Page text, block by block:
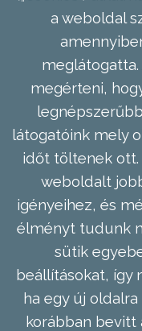
a weboldal
megérteni,
látogatóink mely
időt töltenek ott.
weboldalt
igényeihez, és
élményt tudunk
sütik
beállításokat, így
ha egy új
korábban bevitt